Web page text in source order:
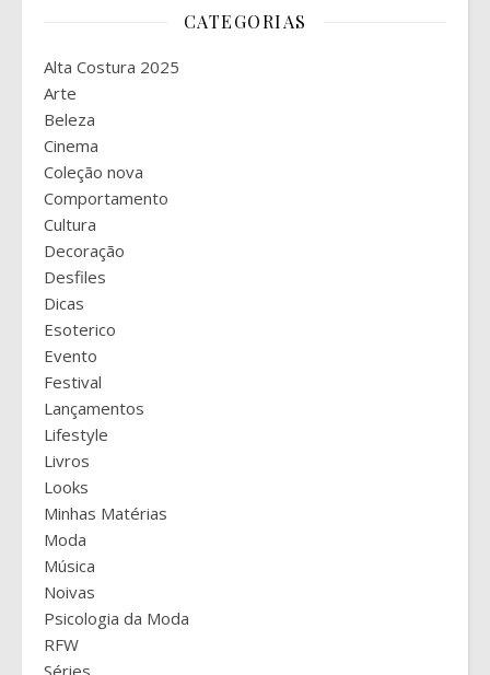
CATEGORIAS
Alta Costura 2025
Arte
Beleza
Cinema
Coleção nova
Comportamento
Cultura
Decoração
Desfiles
Dicas
Esoterico
Evento
Festival
Lançamentos
Lifestyle
Livros
Looks
Minhas Matérias
Moda
Música
Noivas
Psicologia da Moda
RFW